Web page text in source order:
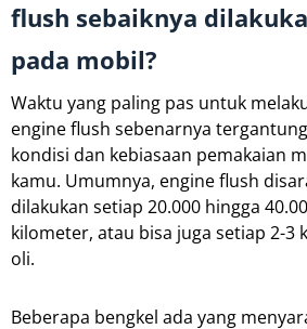
flush sebaiknya
pada mobil?
Waktu yang paling pas untuk
engine flush sebenarnya
kondisi dan kebiasaan pemakaian
kamu. Umumnya, engine flush
dilakukan setiap 20.000 hingga
kilometer, atau bisa juga setiap 2-3
oli.
Beberapa bengkel ada yang